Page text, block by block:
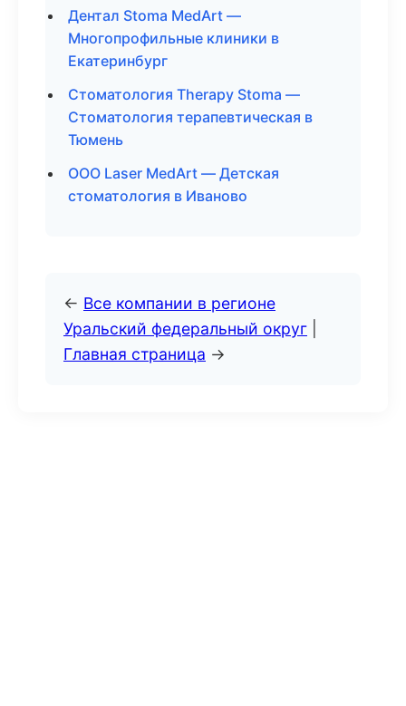
Дентал Stoma MedArt —
Многопрофильные клиники в
Екатеринбург
Стоматология Therapy Stoma —
Стоматология терапевтическая в
Тюмень
ООО Laser MedArt — Детская
стоматология в Иваново
← Все компании в регионе
Уральский федеральный округ
Главная страница →